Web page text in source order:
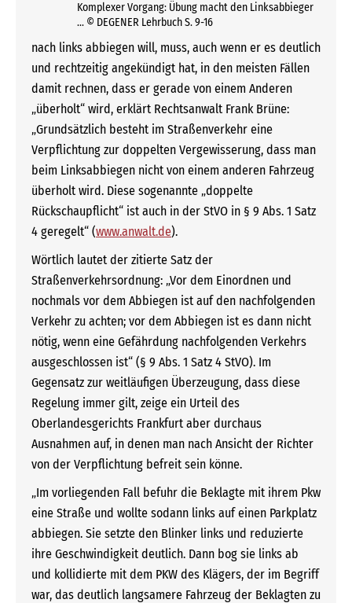
Komplexer Vorgang: Übung macht den Linksabbieger
… © DEGENER Lehrbuch S. 9-16
nach links abbiegen will, muss, auch wenn er es deutlich
und rechtzeitig angekündigt hat, in den meisten Fällen
damit rechnen, dass er gerade von einem Anderen
„überholt“ wird, erklärt Rechtsanwalt Frank Brüne:
„Grundsätzlich besteht im Straßenverkehr eine
Verpflichtung zur doppelten Vergewisserung, dass man
beim Linksabbiegen nicht von einem anderen Fahrzeug
überholt wird. Diese sogenannte „doppelte
Rückschaupflicht“ ist auch in der StVO in § 9 Abs. 1 Satz
4 geregelt“ (www.anwalt.de).
Wörtlich lautet der zitierte Satz der
Straßenverkehrsordnung: „Vor dem Einordnen und
nochmals vor dem Abbiegen ist auf den nachfolgenden
Verkehr zu achten; vor dem Abbiegen ist es dann nicht
nötig, wenn eine Gefährdung nachfolgenden Verkehrs
ausgeschlossen ist“ (§ 9 Abs. 1 Satz 4 StVO). Im
Gegensatz zur weitläufigen Überzeugung, dass diese
Regelung immer gilt, zeige ein Urteil des
Oberlandesgerichts Frankfurt aber durchaus
Ausnahmen auf, in denen man nach Ansicht der Richter
von der Verpflichtung befreit sein könne.
„Im vorliegenden Fall befuhr die Beklagte mit ihrem Pkw
eine Straße und wollte sodann links auf einen Parkplatz
abbiegen. Sie setzte den Blinker links und reduzierte
ihre Geschwindigkeit deutlich. Dann bog sie links ab
und kollidierte mit dem PKW des Klägers, der im Begriff
war, das deutlich langsamere Fahrzeug der Beklagten zu